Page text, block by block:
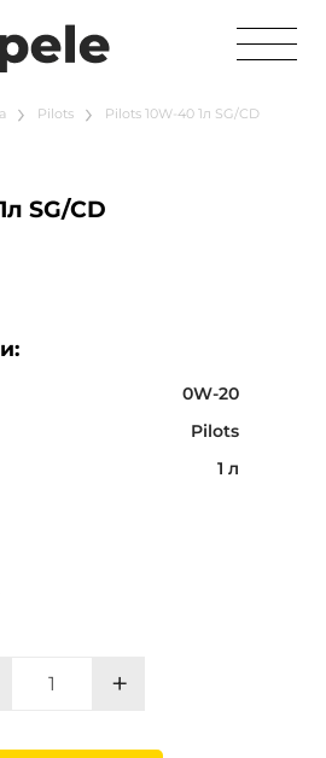
Pilots Pilots 10W-40 1л SG/CD
SG/CD
0W-20
Pilots
1 л
+